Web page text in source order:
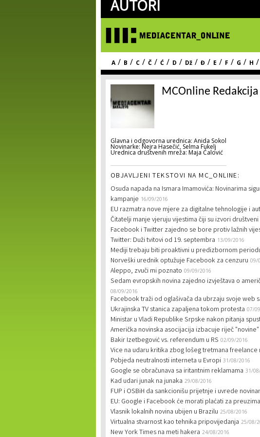
AUTORI
A / B / C / Č / Ć / D / Dž / Đ / E / F / G / H /
MCOnline Redakcija
Glavna i odgovorna urednica: Anida Sokol
Novinarke: Nejra Hasečić, Selma Fukelj
Urednica društvenih mreža: Maja Ćalović
OBJAVLJENI TEKSTOVI NA MC_ONLINE:
Osuda napada na Ismara Imamovića: Novinarima
kampanje 16/09/2016
EU razmatra nove mjere za digitalne tehnologije i
Čitatelji manje vjeruju vijestima čiji su izvori
Facebook i Twitter zajedno se bore protiv lažnih
Twitter: Duži tvitovi od 19. septembra 13/09/2016
Mediji trebaju biti proaktivni u predizbornom
Norveški urednik optužuje Facebook za cenzuru 09/
Aleppo, zvuči mi poznato 09/09/2016
Sedam evropskih novina zajedno izvještava o
08/09/2016
Facebook traži od oglašivača da ubrzaju svoje web
Ukrajinska TV stanica zapaljena tokom protesta 07/
Ministar u Vladi Republike Srpske nakon pitanja
Američka novinska asocijacija izbacuje riječ
Bakir Izetbegović vs. referendum u RS 02/09/2016
Vice na udaru kritika zbog lošeg tretmana freelance
Pobjeda neutralnosti interneta u Evropi 31/08/2016
Google se obračunava sa iritantnim reklamama 31/
Kad udari junak na junaka 29/08/2016
FUP i OSBiH da sankcionišu prijetnje i uvrede
EU: Google i Facebook će morati plaćati za
Vlasnik lokalnih novina ubijen u Brazilu 25/08/2016
Virtualna stvarnost kao tehnika pripovijedanja 25/08/
New York Times na meti hakera 24/08/2016